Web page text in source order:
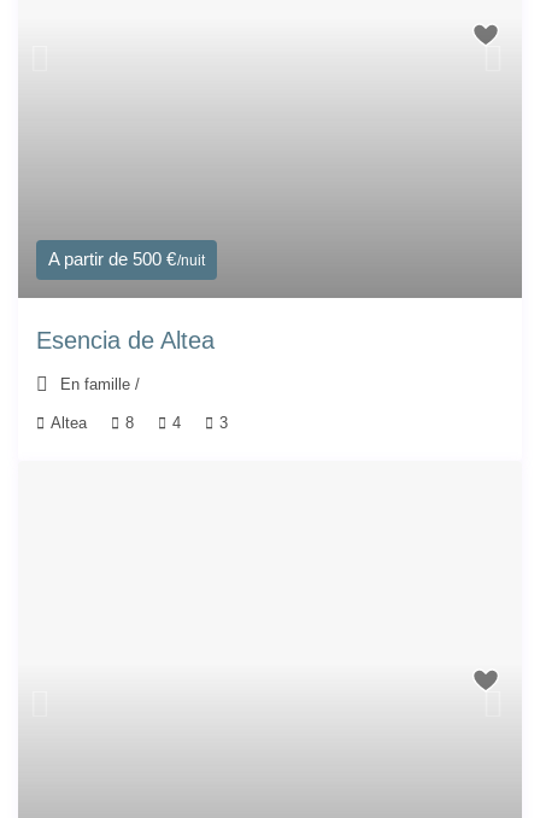
A partir de 500 €/nuit
Esencia de Altea
En famille /
Altea 8 4 3